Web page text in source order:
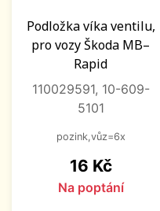
Podložka víka ventilu,
pro vozy Škoda MB–
Rapid
110029591, 10-609-
5101
pozink,vůz=6x
Cena
16 Kč
Na poptání